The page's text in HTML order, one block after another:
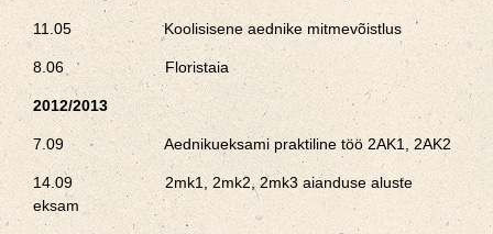
11.05 Koolisisene aednike mitmevõistlus
8.06 Floristaia
2012/2013
7.09 Aednikueksami praktiline töö 2AK1, 2AK2
14.09 2mk1, 2mk2, 2mk3 aianduse aluste
eksam